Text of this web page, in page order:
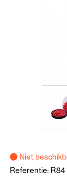
Niet
Referentie: R84